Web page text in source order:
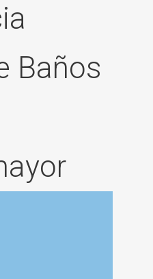
Baños